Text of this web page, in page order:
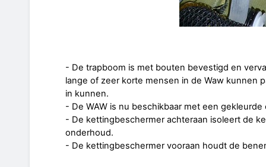
- De trapboom is met bouten bevestigd en
lange of zeer korte mensen in de Waw kunnen
in kunnen.
- De WAW is nu beschikbaar met een gekleurde
- De kettingbeschermer achteraan isoleert de
onderhoud.
- De kettingbeschermer vooraan houdt de